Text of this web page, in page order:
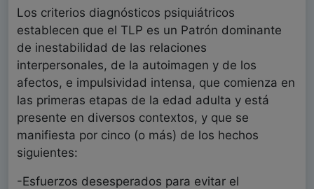
Los criterios diagnósticos psiquiátricos
establecen que el TLP es un Patrón dominante
de inestabilidad de las relaciones
interpersonales, de la autoimagen y de los
afectos, e impulsividad intensa, que comienza en
las primeras etapas de la edad adulta y está
presente en diversos contextos, y que se
manifiesta por cinco (o más) de los hechos
siguientes:
-Esfuerzos desesperados para evitar el